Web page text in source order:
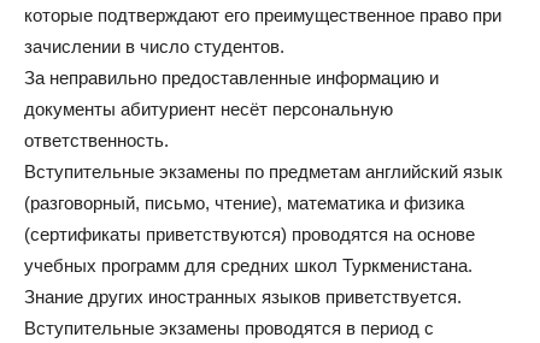
которые подтверждают его преимущественное право при
зачислении в число студентов.
За неправильно предоставленные информацию и
документы абитуриент несёт персональную
ответственность.
Вступительные экзамены по предметам английский язык
(разговорный, письмо, чтение), математика и физика
(сертификаты приветствуются) проводятся на основе
учебных программ для средних школ Туркменистана.
Знание других иностранных языков приветствуется.
Вступительные экзамены проводятся в период с